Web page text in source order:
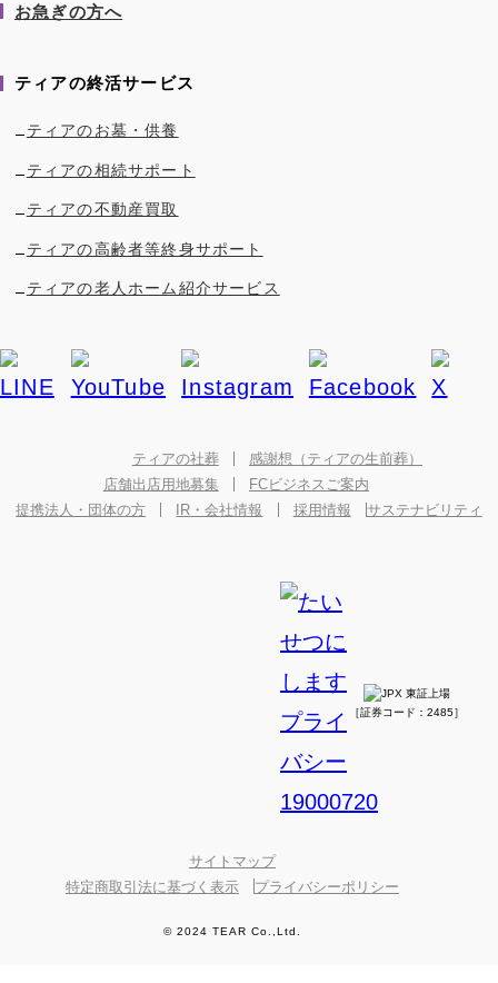
お急ぎの方へ
ティアの終活サービス
ティアのお墓・供養
ティアの相続サポート
ティアの不動産買取
ティアの高齢者等終身サポート
ティアの老人ホーム紹介サービス
ティアの社葬
感謝想（ティアの生前葬）
店舗出店用地募集
FCビジネスご案内
提携法人・団体の方
IR・会社情報 採用情報 サステナビリティ
［証券コード：2485］
サイトマップ
特定商取引法に基づく表示
プライバシーポリシー
© 2024 TEAR Co.,Ltd.